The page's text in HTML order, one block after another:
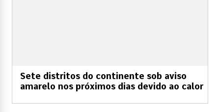
Sete distritos do continente sob aviso
amarelo nos próximos dias devido ao calor